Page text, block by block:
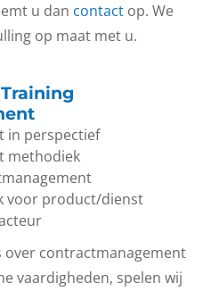
u dan contact op. We
op maat met u.
in perspectief
methodiek
voor product/dienst
over contractmanagement
vaardigheden, spelen wij